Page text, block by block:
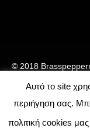
© 2018
Αυτό το site
περιήγηση σας.
πολιτική cookies